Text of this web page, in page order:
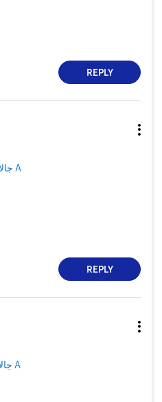
REPLY
جالاكسى A
REPLY
جالاكسى A